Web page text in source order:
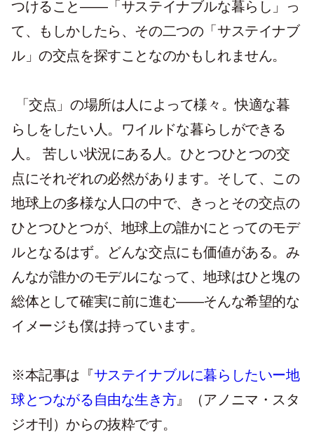
つけること――「サステイナブルな暮らし」っ
て、もしかしたら、その二つの「サステイナブ
ル」の交点を探すことなのかもしれません。
「交点」の場所は人によって様々。快適な暮
らしをしたい人。ワイルドな暮らしができる
人。 苦しい状況にある人。ひとつひとつの交
点にそれぞれの必然があります。そして、この
地球上の多様な人口の中で、きっとその交点の
ひとつひとつが、地球上の誰かにとってのモデ
ルとなるはず。どんな交点にも価値がある。み
んなが誰かのモデルになって、地球はひと塊の
総体として確実に前に進む――そんな希望的な
イメージも僕は持っています。
※本記事は『サステイナブルに暮らしたいー地
球とつながる自由な生き方』（アノニマ・スタ
ジオ刊）からの抜粋です。